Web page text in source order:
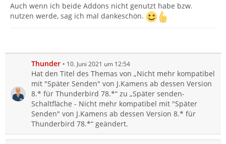
Auch wenn ich beide Addons nicht genutzt habe bzw.
nutzen werde, sag ich mal dankeschön.
Thunder 10. Juni 2021 um 12:54
Hat den Titel des Themas von „Nicht mehr kompatibel
mit "Später Senden" von J.Kamens ab dessen Version
8.* für Thunderbird 78.*“ zu „Später senden-
Schaltfläche - Nicht mehr kompatibel mit "Später
Senden" von J.Kamens ab dessen Version 8.* für
Thunderbird 78.*“ geändert.